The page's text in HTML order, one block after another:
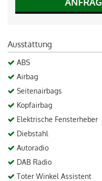
Ausstattung
ABS
Airbag
Seitenairbags
Kopfairbag
Elektrische Fensterheber
Diebstahl
Autoradio
DAB Radio
Toter Winkel Assistent